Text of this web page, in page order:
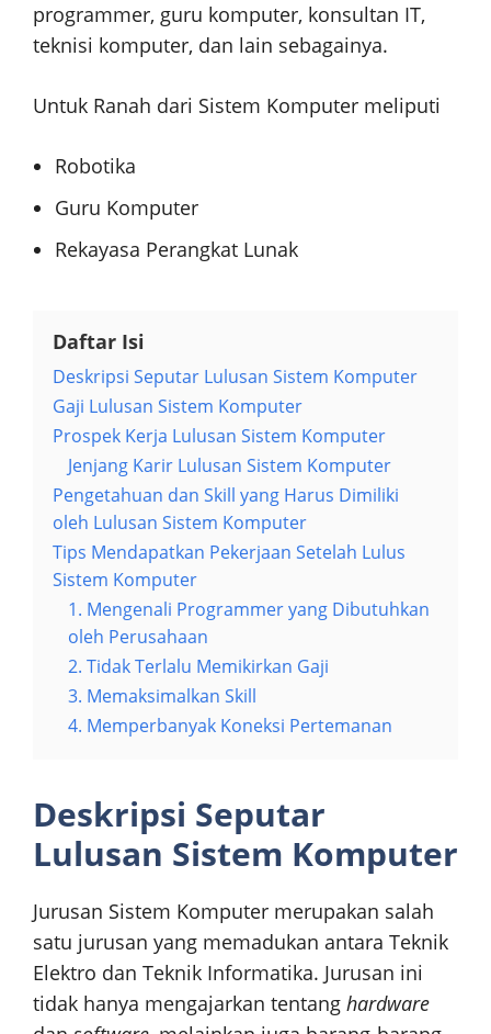
programmer, guru komputer, konsultan IT,
teknisi komputer, dan lain sebagainya.
Untuk Ranah dari Sistem Komputer meliputi
Robotika
Guru Komputer
Rekayasa Perangkat Lunak
Daftar Isi
Deskripsi Seputar Lulusan Sistem Komputer
Gaji Lulusan Sistem Komputer
Prospek Kerja Lulusan Sistem Komputer
Jenjang Karir Lulusan Sistem Komputer
Pengetahuan dan Skill yang Harus Dimiliki
oleh Lulusan Sistem Komputer
Tips Mendapatkan Pekerjaan Setelah Lulus
Sistem Komputer
1. Mengenali Programmer yang Dibutuhkan
oleh Perusahaan
2. Tidak Terlalu Memikirkan Gaji
3. Memaksimalkan Skill
4. Memperbanyak Koneksi Pertemanan
Deskripsi Seputar
Lulusan Sistem Komputer
Jurusan Sistem Komputer merupakan salah
satu jurusan yang memadukan antara Teknik
Elektro dan Teknik Informatika. Jurusan ini
tidak hanya mengajarkan tentang hardware